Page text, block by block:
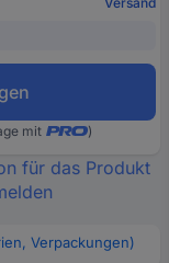
mit )
für das Produkt
Verpackungen)